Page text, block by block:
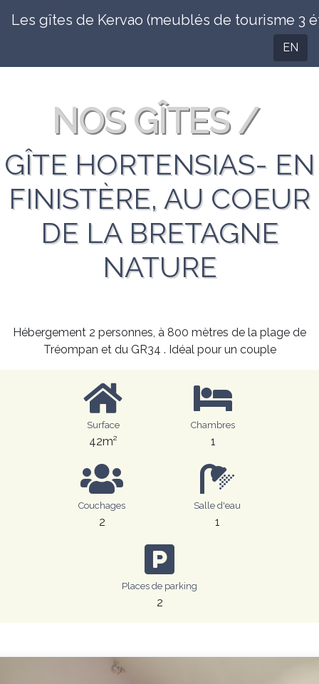
Les gîtes de Kervao (meublés de tourisme 3
EN
NOS GÎTES /
GÎTE HORTENSIAS- EN
FINISTÈRE, AU COEUR
DE LA BRETAGNE
NATURE
Hébergement 2 personnes, à 800 mètres de la plage de
Tréompan et du GR34 . Idéal pour un couple
Surface
42m²
Chambres
1
Couchages
2
Salle d'eau
1
Places de parking
2